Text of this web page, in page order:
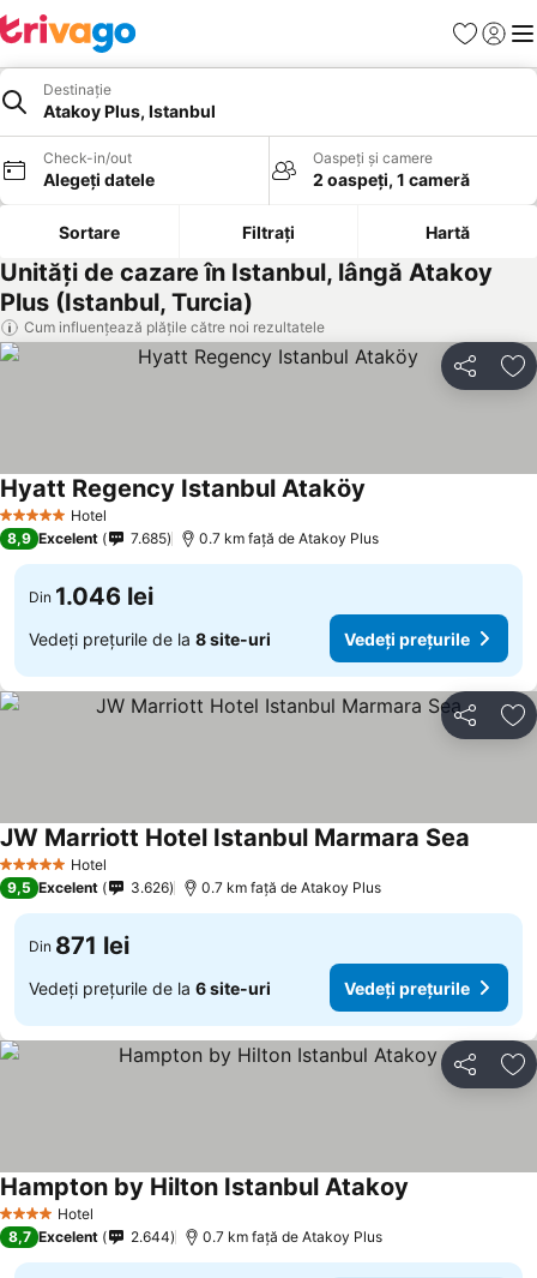
Favorite
Destinație
Atakoy Plus, Istanbul
Check-in/out
Alegeți datele
Oaspeți și camere
2 oaspeți, 1 cameră
Sortare Filtrați Hartă
Unități de cazare în Istanbul, lângă Atakoy
Plus (Istanbul, Turcia)
Cum influențează plățile către noi rezultatele
Distribuiți
5 Stele Hotel
Hyatt Regency Istanbul Ataköy
8,9 Excelent 7.685 0.7 km faţă de Atakoy Plus
Din 1.046 lei
Vedeți prețurile de la 8 site-uri Vedeți prețurile
Distribuiți
5 Stele Hotel
JW Marriott Hotel Istanbul Marmara Sea
9,5 Excelent 3.626 0.7 km faţă de Atakoy Plus
Din 871 lei
Vedeți prețurile de la 6 site-uri Vedeți prețurile
Distribuiți
4 Stele Hotel
Hampton by Hilton Istanbul Atakoy
8,7 Excelent 2.644 0.7 km faţă de Atakoy Plus